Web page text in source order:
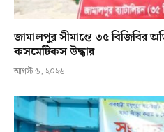
জামালপুর সীমান্তে ৩৫ বিজিবির
কসমেটিকস উদ্ধার
আগস্ট ৬, ২০২৬